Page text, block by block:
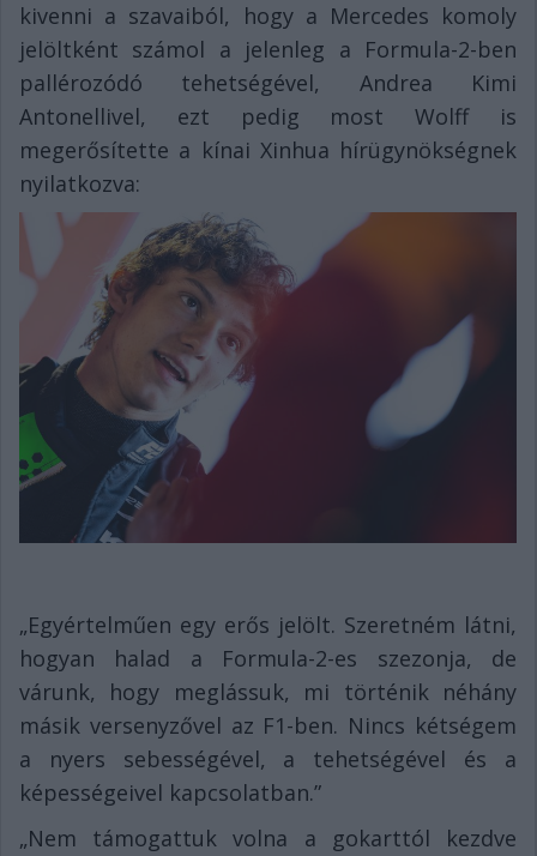
kivenni a szavaiból, hogy a Mercedes komoly
jelöltként számol a jelenleg a Formula-2-ben
pallérozódó tehetségével, Andrea Kimi
Antonellivel, ezt pedig most Wolff is
megerősítette a kínai Xinhua hírügynökségnek
nyilatkozva:
„Egyértelműen egy erős jelölt. Szeretném látni,
hogyan halad a Formula-2-es szezonja, de
várunk, hogy meglássuk, mi történik néhány
másik versenyzővel az F1-ben. Nincs kétségem
a nyers sebességével, a tehetségével és a
képességeivel kapcsolatban.”
„Nem támogattuk volna a gokarttól kezdve